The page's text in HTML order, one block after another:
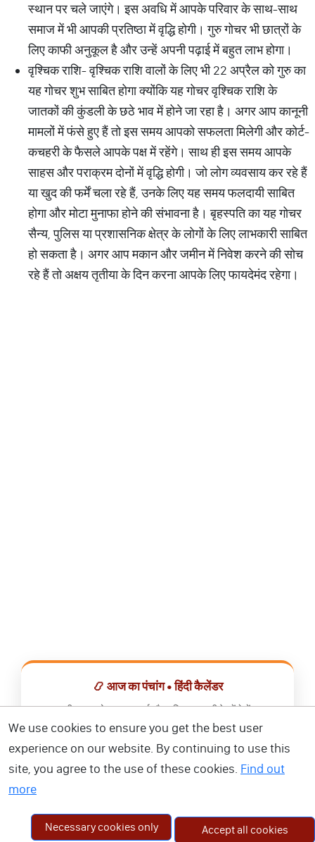
स्थान पर चले जाएंगे। इस अवधि में आपके परिवार के साथ-साथ
समाज में भी आपकी प्रतिष्ठा में वृद्धि होगी। गुरु गोचर भी छात्रों के
लिए काफी अनुकूल है और उन्हें अपनी पढ़ाई में बहुत लाभ होगा।
वृश्चिक राशि- वृश्चिक राशि वालों के लिए भी 22 अप्रैल को गुरु का
यह गोचर शुभ साबित होगा क्योंकि यह गोचर वृश्चिक राशि के
जातकों की कुंडली के छठे भाव में होने जा रहा है। अगर आप कानूनी
मामलों में फंसे हुए हैं तो इस समय आपको सफलता मिलेगी और कोर्ट-
कचहरी के फैसले आपके पक्ष में रहेंगे। साथ ही इस समय आपके
साहस और पराक्रम दोनों में वृद्धि होगी। जो लोग व्यवसाय कर रहे हैं
या खुद की फर्में चला रहे हैं, उनके लिए यह समय फलदायी साबित
होगा और मोटा मुनाफा होने की संभावना है। बृहस्पति का यह गोचर
सैन्य, पुलिस या प्रशासनिक क्षेत्र के लोगों के लिए लाभकारी साबित
हो सकता है। अगर आप मकान और जमीन में निवेश करने की सोच
रहे हैं तो अक्षय तृतीया के दिन करना आपके लिए फायदेमंद रहेगा।
📿 आज का पंचांग • हिंदी कैलेंडर
सभी व्रत, त्योहार, शुभ मुहूर्त और राशिफल एक ही ऐप में देखें।
📅 हिंदी कैलेंडर ऐप डाउनलोड करें
We use cookies to ensure you get the best user
experience on our website. By continuing to use this
site, you agree to the use of these cookies. Find out
more
Necessary cookies only Accept all cookies